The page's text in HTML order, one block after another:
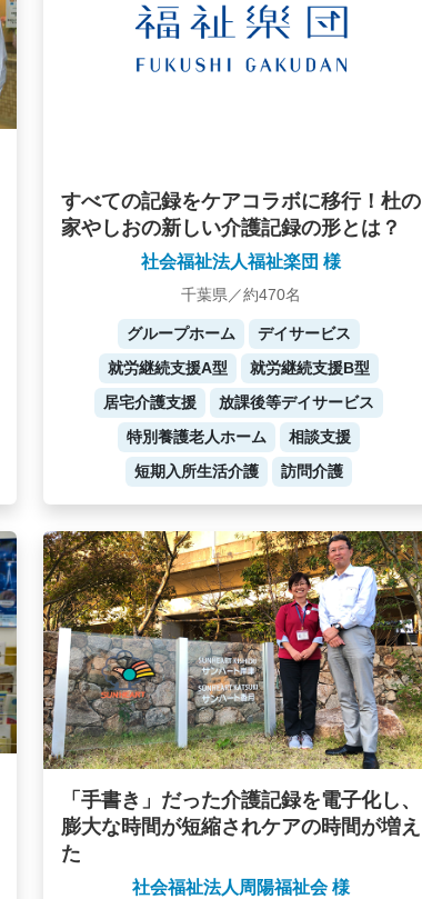
すべての記録をケアコラボに移行！杜の
家やしおの新しい介護記録の形とは？
社会福祉法人福祉楽団 様
千葉県／約470名
グループホーム
デイサービス
就労継続支援A型
就労継続支援B型
居宅介護支援
放課後等デイサービス
特別養護老人ホーム
相談支援
短期入所生活介護
訪問介護
「手書き」だった介護記録を電子化し、
膨大な時間が短縮されケアの時間が増え
た
社会福祉法人周陽福祉会 様